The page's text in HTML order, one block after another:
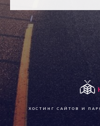
ХОСТИНГ САЙТОВ И